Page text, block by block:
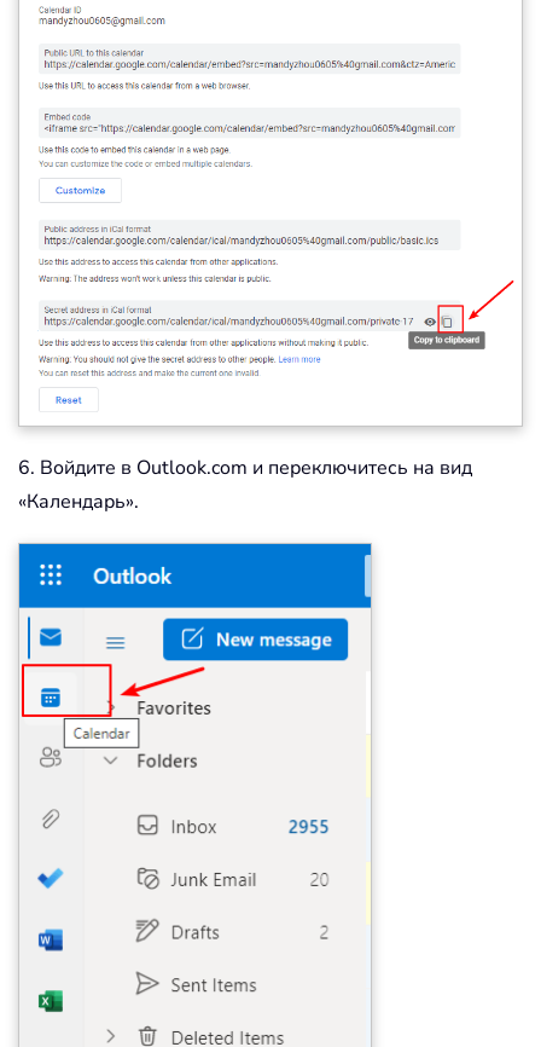
6. Войдите в Outlook.com и переключитесь на вид
«Календарь».